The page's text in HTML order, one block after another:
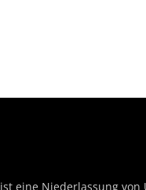
eine Niederlassung von